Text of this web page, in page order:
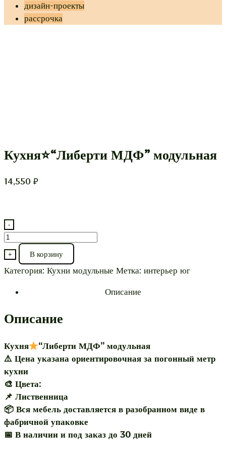
дизайн-проекты
рассрочка
Кухня⭐“Либерти МДФ” модульная
14,550 ₽
-
Количество
товара
Кухня⭐“Либерти
МДФ”
+ В корзину
Категория: Кухни модульные Метка: интерьер юг
Описание
Описание
Кухня
“Либерти МДФ” модульная
⚠️ Цена указана ориентировочная за погонный метр
кухни
🎨 Цвета:
📌 Лиственница
📦 Вся мебель доставляется в разобранном виде в
фабричной упаковке
📅 В наличии и под заказ до 30 дней